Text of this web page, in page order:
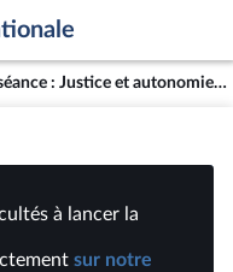
1ère séance : Justice et autonomie en faveur des personnes en situation de handicap ; Lutte contre la disparition des abeilles ; Raisonner le développement de l'éolien | Vidéos
à lancer la
sur notre